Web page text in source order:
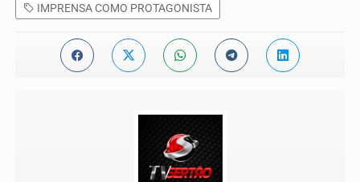
IMPRENSA COMO PROTAGONISTA